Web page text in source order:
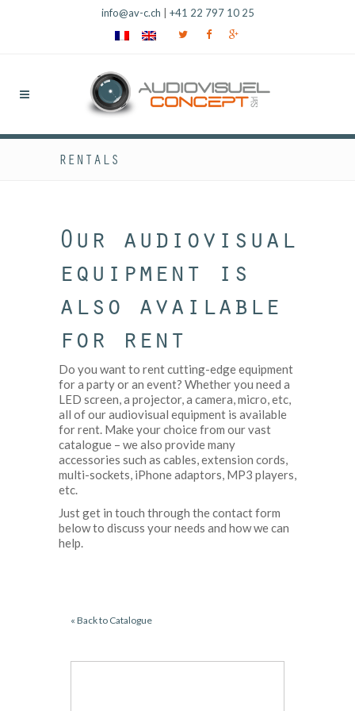
info@av-c.ch +41 22 797 10 25
RENTALS
Our audiovisual
equipment is
also available
for rent
Do you want to rent cutting-edge equipment
for a party or an event? Whether you need a
LED screen, a projector, a camera, micro, etc,
all of our audiovisual equipment is available
for rent. Make your choice from our vast
catalogue – we also provide many
accessories such as cables, extension cords,
multi-sockets, iPhone adaptors, MP3 players,
etc.
Just get in touch through the contact form
below to discuss your needs and how we can
help.
« Back to Catalogue